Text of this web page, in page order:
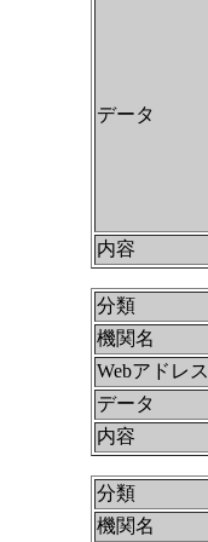
データ
内容
分類
機関名
Webアドレス
データ
内容
分類
機関名